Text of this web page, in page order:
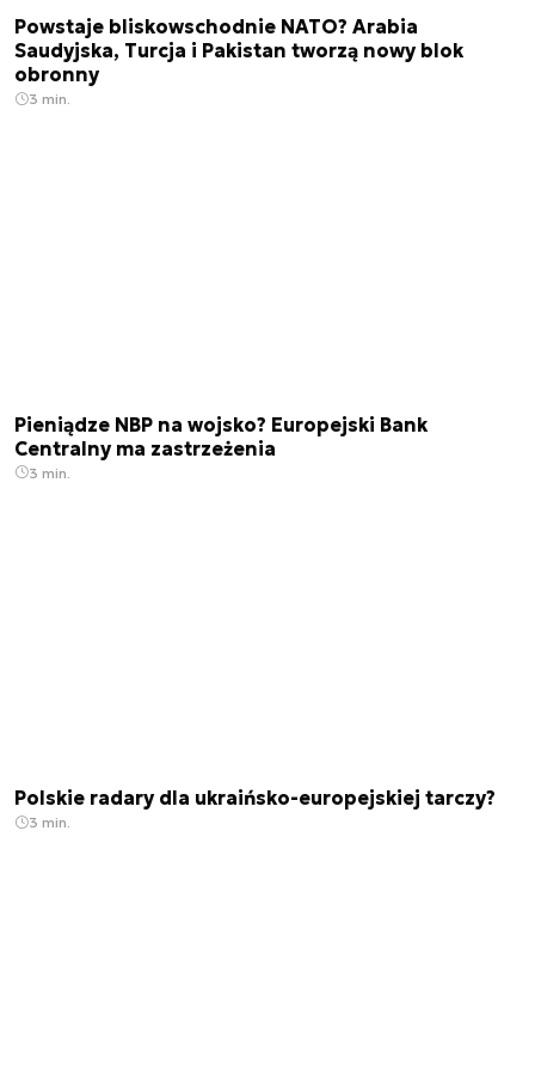
Powstaje bliskowschodnie NATO? Arabia
Saudyjska, Turcja i Pakistan tworzą nowy blok
obronny
3 min.
Pieniądze NBP na wojsko? Europejski Bank
Centralny ma zastrzeżenia
3 min.
Polskie radary dla ukraińsko-europejskiej tarczy?
3 min.